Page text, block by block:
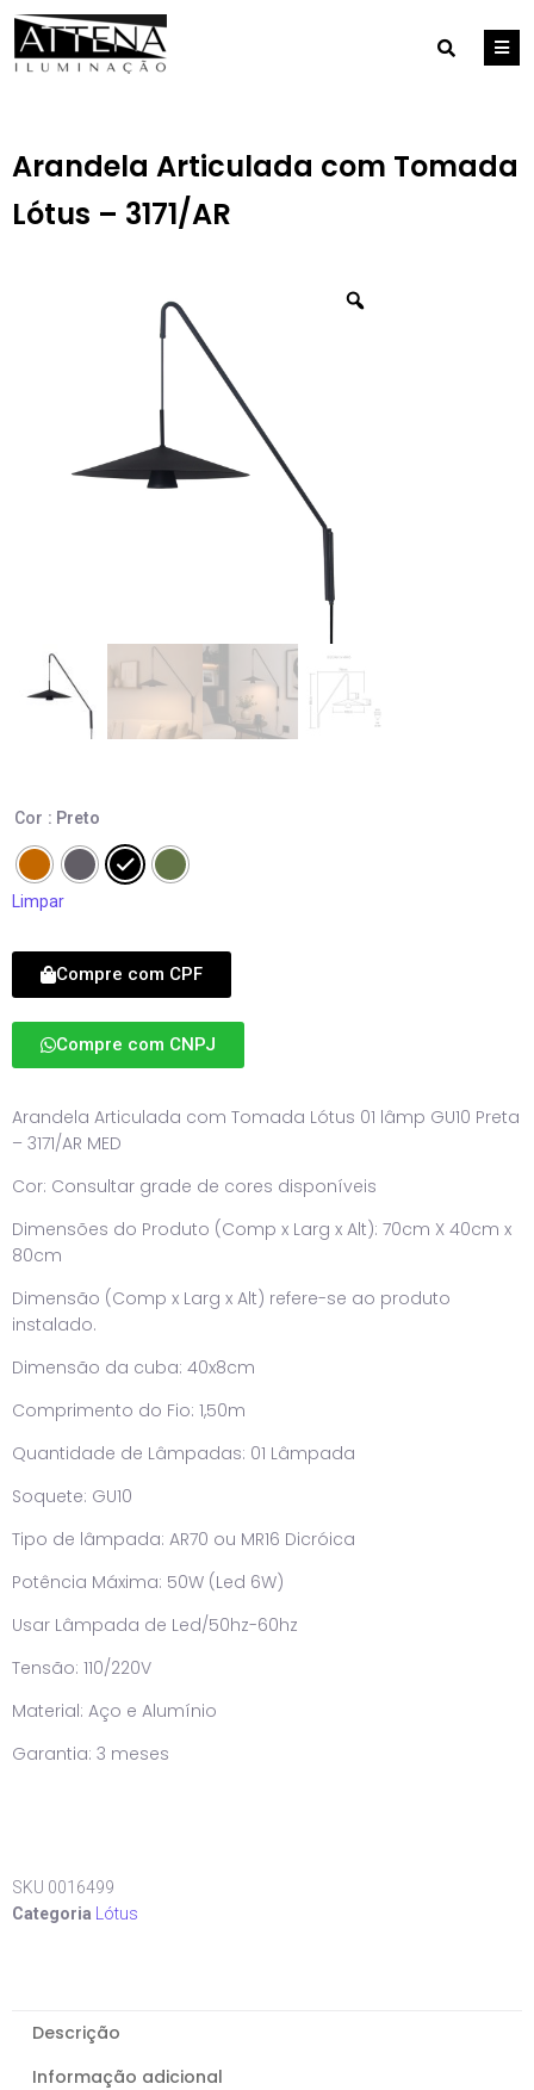
Arandela Articulada com Tomada
Lótus – 3171/AR
Cor : Preto
Limpar
Compre com CPF
Compre com CNPJ
Arandela Articulada com Tomada Lótus 01 lâmp GU10 Preta
– 3171/AR MED
Cor: Consultar grade de cores disponíveis
Dimensões do Produto (Comp x Larg x Alt): 70cm X 40cm x
80cm
Dimensão (Comp x Larg x Alt) refere-se ao produto
instalado.
Dimensão da cuba: 40x8cm
Comprimento do Fio: 1,50m
Quantidade de Lâmpadas: 01 Lâmpada
Soquete: GU10
Tipo de lâmpada: AR70 ou MR16 Dicróica
Potência Máxima: 50W (Led 6W)
Usar Lâmpada de Led/50hz-60hz
Tensão: 110/220V
Material: Aço e Alumínio
Garantia: 3 meses
SKU 0016499
Categoria
Lótus
Descrição
Informação adicional